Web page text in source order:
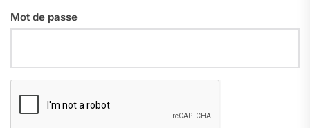
Mot de passe